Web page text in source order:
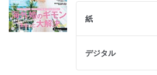
紙
デジタル